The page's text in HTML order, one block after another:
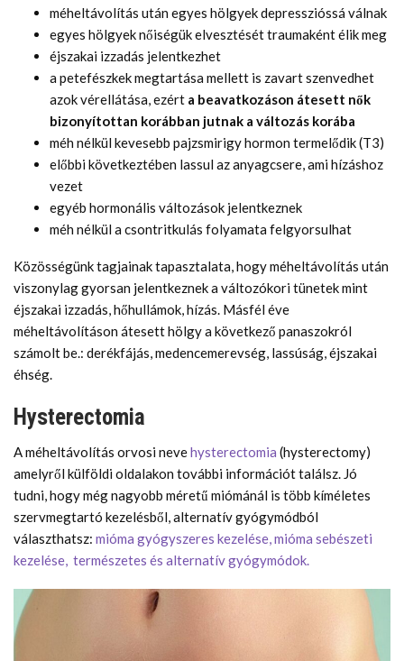
méheltávolítás után egyes hölgyek depresszióssá válnak
egyes hölgyek nőiségük elvesztését traumaként élik meg
éjszakai izzadás jelentkezhet
a petefészkek megtartása mellett is zavart szenvedhet
azok vérellátása, ezért a beavatkozáson átesett nők
bizonyítottan korábban jutnak a változás korába
méh nélkül kevesebb pajzsmirigy hormon termelődik (T3)
előbbi következtében lassul az anyagcsere, ami hízáshoz
vezet
egyéb hormonális változások jelentkeznek
méh nélkül a csontritkulás folyamata felgyorsulhat
Közösségünk tagjainak tapasztalata, hogy méheltávolítás után
viszonylag gyorsan jelentkeznek a változókori tünetek mint
éjszakai izzadás, hőhullámok, hízás. Másfél éve
méheltávolításon átesett hölgy a következő panaszokról
számolt be.: derékfájás, medencemerevség, lassúság, éjszakai
éhség.
Hysterectomia
A méheltávolítás orvosi nevehysterectomia (hysterectomy)
amelyről külföldi oldalakon további információt találsz. Jó
tudni, hogy még nagyobb méretű miómánál is több kíméletes
szervmegtartó kezelésből, alternatív gyógymódból
választhatsz: mióma gyógyszeres kezelése, mióma sebészeti
kezelése, természetes és alternatív gyógymódok.